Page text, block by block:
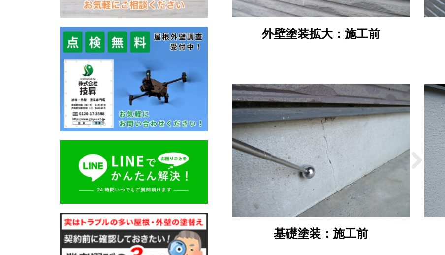
外壁塗装拡大：施工前
基礎塗装：施工前